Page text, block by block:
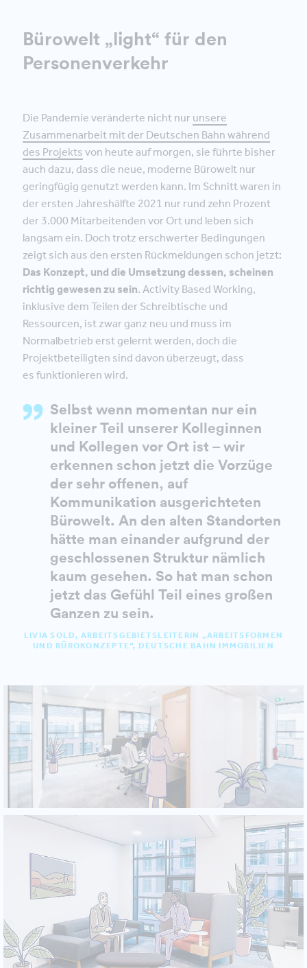
Bürowelt „light“ für den
Personenverkehr
Die Pandemie veränderte nicht nur unsere
Zusammenarbeit mit der Deutschen Bahn während
des Projekts von heute auf morgen, sie führte bisher
auch dazu, dass die neue, moderne Bürowelt nur
geringfügig genutzt werden kann. Im Schnitt waren in
der ersten Jahreshälfte 2021 nur rund zehn Prozent
der 3.000 Mitarbeitenden vor Ort und leben sich
langsam ein. Doch trotz erschwerter Bedingungen
zeigt sich aus den ersten Rückmeldungen schon jetzt:
Das Konzept, und die Umsetzung dessen, scheinen
richtig gewesen zu sein. Activity Based Working,
inklusive dem Teilen der Schreibtische und
Ressourcen, ist zwar ganz neu und muss im
Normalbetrieb erst gelernt werden, doch die
Projektbeteiligten sind davon überzeugt, dass
es funktionieren wird.
Selbst wenn momentan nur ein
kleiner Teil unserer Kolleginnen
und Kollegen vor Ort ist – wir
erkennen schon jetzt die Vorzüge
der sehr offenen, auf
Kommunikation ausgerichteten
Bürowelt. An den alten Standorten
hätte man einander aufgrund der
geschlossenen Struktur nämlich
kaum gesehen. So hat man schon
jetzt das Gefühl Teil eines großen
Ganzen zu sein.
LIVIA SOLD, ARBEITSGEBIETSLEITERIN „ARBEITSFORMEN
UND BÜROKONZEPTE“, DEUTSCHE BAHN IMMOBILIEN